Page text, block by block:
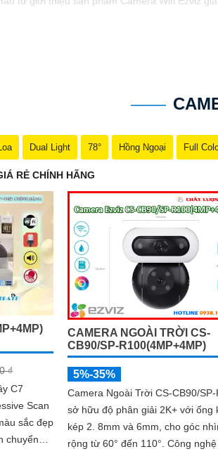
IP66 giúp sử dụng ở mọi điều kiện thời
sẽ giúp bạn trong việc quảng bá sản phẩm
Dual Light 78° Hồng Ngoại Full
RẺ CHÍNH HÃNG
₫
C7
Scan
sắc đẹp
chuyển
CAMERA NGOÀI TRỜI CS-
CB90/SP-R100(4MP+4MP)
5%-35%
Camera Ngoài Trời CS-CB90/
sở hữu độ phân giải 2K+ với ống
kép 2. 8mm và 6mm, cho góc
rộng từ 60° đến 110°. Công nghệ